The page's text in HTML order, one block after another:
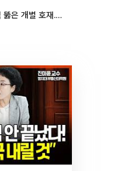
[증시키워드] 반도체 충격 뚫은 개별 호재...포스코퓨처엠·에코프로·한화솔루션 '눈길'